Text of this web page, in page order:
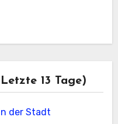
13 Tage)
der Stadt